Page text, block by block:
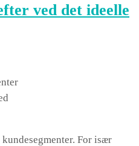
ved det ideelle
For især